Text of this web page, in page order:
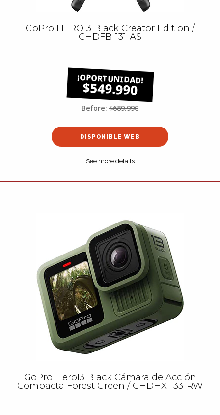
GoPro HERO13 Black Creator Edition /
CHDFB-131-AS
$549.990
Before: $689.990
DISPONIBLE WEB
See more details
GoPro Hero13 Black Cámara de Acción
Compacta Forest Green / CHDHX-133-RW